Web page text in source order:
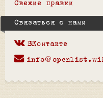
Свежие правки
Связаться с нами
ВКонтакте